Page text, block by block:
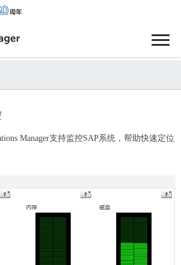
Manager支持监控SAP系统，帮助快速定位